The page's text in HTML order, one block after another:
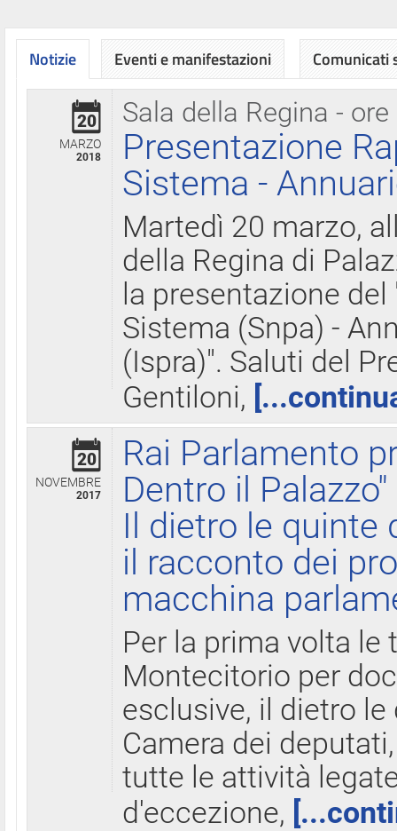
Notizie
Sala della Regina - ore
20
MARZO
2018
Presentazione
Sistema -
Martedì 20 marzo,
della Regina di
la presentazione
Sistema (Snpa) -
(Ispra)". Saluti del
Gentiloni,
20
NOVEMBRE
2017
Rai Parlamento
Dentro il Palazzo"
Il dietro le quinte
il racconto dei
macchina
Per la prima volta le
Montecitorio per
esclusive, il dietro
Camera dei
tutte le attività
d'eccezione,
Eventi e manifestazioni Comunicati